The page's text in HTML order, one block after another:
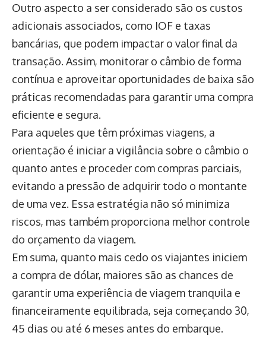
Outro aspecto a ser considerado são os custos
adicionais associados, como IOF e taxas
bancárias, que podem impactar o valor final da
transação. Assim, monitorar o câmbio de forma
contínua e aproveitar oportunidades de baixa são
práticas recomendadas para garantir uma compra
eficiente e segura.
Para aqueles que têm próximas viagens, a
orientação é iniciar a vigilância sobre o câmbio o
quanto antes e proceder com compras parciais,
evitando a pressão de adquirir todo o montante
de uma vez. Essa estratégia não só minimiza
riscos, mas também proporciona melhor controle
do orçamento da viagem.
Em suma, quanto mais cedo os viajantes iniciem
a compra de dólar, maiores são as chances de
garantir uma experiência de viagem tranquila e
financeiramente equilibrada, seja começando 30,
45 dias ou até 6 meses antes do embarque.